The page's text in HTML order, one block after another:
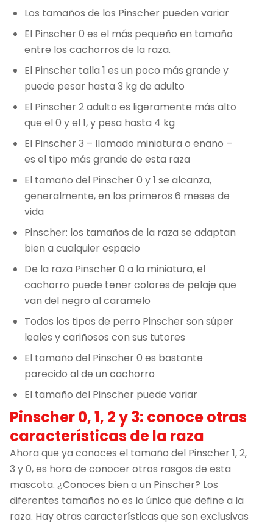
Los tamaños de los Pinscher pueden variar
El Pinscher 0 es el más pequeño en tamaño
entre los cachorros de la raza.
El Pinscher talla 1 es un poco más grande y
puede pesar hasta 3 kg de adulto
El Pinscher 2 adulto es ligeramente más alto
que el 0 y el 1, y pesa hasta 4 kg
El Pinscher 3 – llamado miniatura o enano –
es el tipo más grande de esta raza
El tamaño del Pinscher 0 y 1 se alcanza,
generalmente, en los primeros 6 meses de
vida
Pinscher: los tamaños de la raza se adaptan
bien a cualquier espacio
De la raza Pinscher 0 a la miniatura, el
cachorro puede tener colores de pelaje que
van del negro al caramelo
Todos los tipos de perro Pinscher son súper
leales y cariñosos con sus tutores
El tamaño del Pinscher 0 es bastante
parecido al de un cachorro
El tamaño del Pinscher puede variar
Pinscher 0, 1, 2 y 3: conoce otras
características de la raza
Ahora que ya conoces el tamaño del Pinscher 1, 2,
3 y 0, es hora de conocer otros rasgos de esta
mascota. ¿Conoces bien a un Pinscher? Los
diferentes tamaños no es lo único que define a la
raza. Hay otras características que son exclusivas